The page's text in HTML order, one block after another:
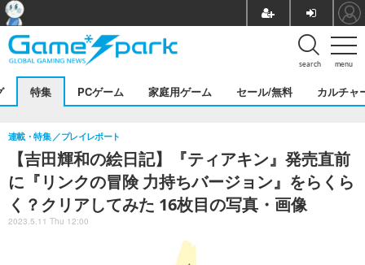
menu
search
特集 PCゲーム 家庭用ゲーム セール/無料 カルチャ
【吉田輝和の絵日記】『ティアキン』発売直前
に『リンクの冒険 力持ちバージョン』をらくら
く？クリアしてみた 16枚目の写真・画像
連載・特集 プレイレポート
2023.5.11 Thu 12:00